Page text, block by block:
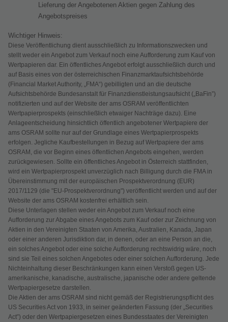
Lieferung der Angebotenen Aktien gegen Zahlung des
Angebotspreises
Wichtiger Hinweis:
Diese Veröffentlichung dient ausschließlich zu Informationszwecken und
stellt weder ein Angebot zum Verkauf noch eine Aufforderung zum Kauf von
Wertpapieren dar. Ein öffentliches Angebot erfolgt ausschließlich durch und
auf Basis eines von der österreichischen Finanzmarktaufsichtsbehörde
(Financial Market Authority, „FMA“) gebilligten und an die deutsche
Aufsichtsbehörde Bundesanstalt für Finanzdienstleistungsaufsicht („BaFin”)
notifizierten und auf der Website der ams OSRAM veröffentlichten
Wertpapierprospekts (einschließlich etwaiger Nachträge dazu). Eine
Anlageentscheidung hinsichtlich öffentlich angebotener Wertpapiere der
ams OSRAM sollte nur auf der Grundlage eines Wertpapierprospekts
erfolgen. Jegliche Kaufbestellungen in Bezug auf Wertpapiere der ams
OSRAM, die vor Beginn eines öffentlichen Angebots eingehen, werden
zurückgewiesen. Sollte ein öffentliches Angebot in Österreich stattfinden,
wird ein Wertpapierprospekt unverzüglich nach Billigung durch die FMA in
Übereinstimmung mit der europäischen Prospektverordnung (EUR)
2017/1129 (die "EU-Prospektverordnung") veröffentlicht werden und auf der
Website der ams OSRAM kostenfrei erhältlich sein.
Diese Unterlagen stellen weder ein Angebot zum Verkauf noch eine
Aufforderung zur Abgabe eines Angebots zum Kauf oder zur Zeichnung von
Aktien in den Vereinigten Staaten von Amerika, Australien, Kanada, Japan
oder einer anderen Jurisdiktion dar, in denen, oder an eine Person an die,
ein solches Angebot oder eine solche Aufforderung rechtswidrig wäre, noch
sind sie Teil eines solchen Angebotes oder einer solchen Aufforderung. Jede
Nichteinhaltung dieser Beschränkungen kann einen Verstoß gegen US-
amerikanische, kanadische, australische, japanische oder andere geltende
Wertpapiergesetze darstellen.
Die Aktien der ams OSRAM sind nicht gemäß der Registrierungspflicht des
US Securities Act von 1933, in seiner geänderten Fassung (der „Securities
Act”) oder den Wertpapiergesetzen eines Bundesstaates der Vereinigten